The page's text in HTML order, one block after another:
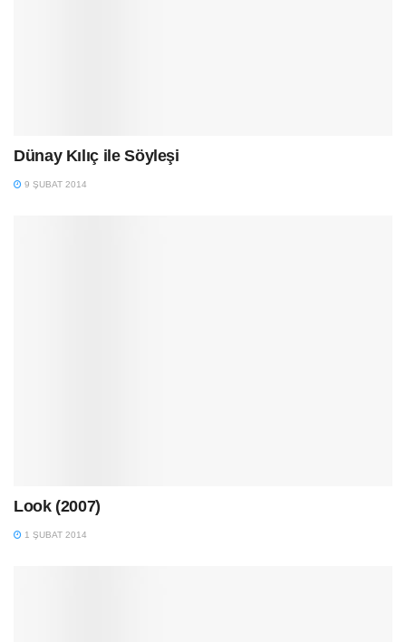
Dünay Kılıç ile Söyleşi
9 ŞUBAT 2014
Look (2007)
1 ŞUBAT 2014